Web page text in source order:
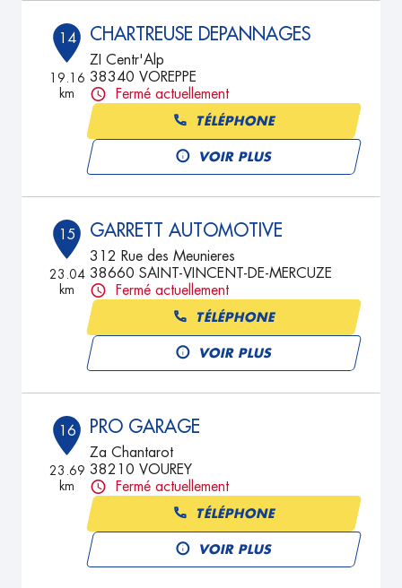
14
19.16
km
CHARTREUSE DEPANNAGES
ZI Centr'Alp
38340 VOREPPE
Fermé actuellement
TÉLÉPHONE
VOIR PLUS
15
23.04
km
GARRETT AUTOMOTIVE
312 Rue des Meunieres
38660 SAINT-VINCENT-DE-MERCUZE
Fermé actuellement
TÉLÉPHONE
VOIR PLUS
16
23.69
km
PRO GARAGE
Za Chantarot
38210 VOUREY
Fermé actuellement
TÉLÉPHONE
VOIR PLUS